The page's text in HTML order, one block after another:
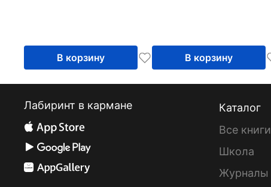
В корзину В корзину
Лабиринт в кармане
Каталог
Все книги
Школа
Журналы